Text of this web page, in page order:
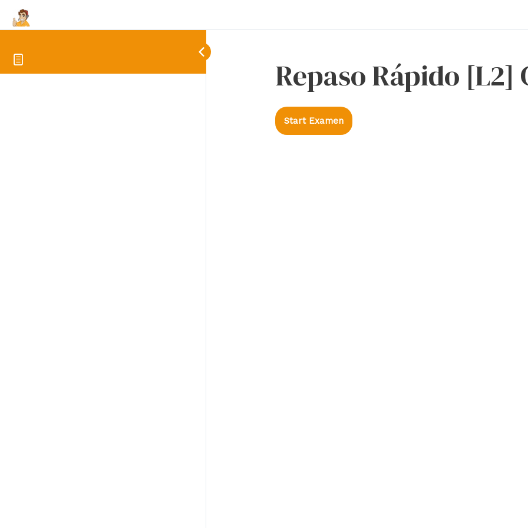
Repaso Rápido [L2]